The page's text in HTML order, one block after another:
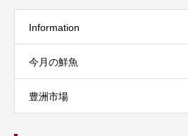
Information
今月の鮮魚
豊洲市場